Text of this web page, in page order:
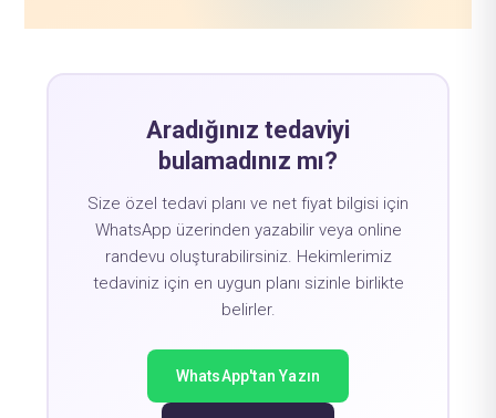
Aradığınız tedaviyi
bulamadınız mı?
Size özel tedavi planı ve net fiyat bilgisi için
WhatsApp üzerinden yazabilir veya online
randevu oluşturabilirsiniz. Hekimlerimiz
tedaviniz için en uygun planı sizinle birlikte
belirler.
WhatsApp'tan Yazın